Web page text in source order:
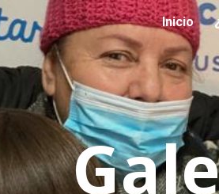
Skip to main content Inicio